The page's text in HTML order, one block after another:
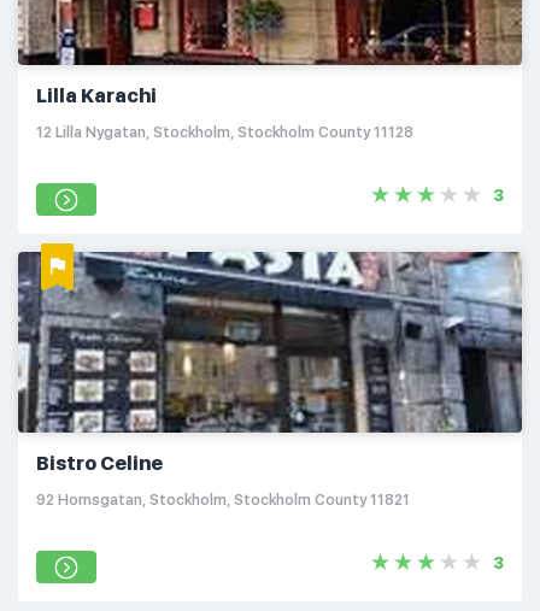
Lilla Karachi
12 Lilla Nygatan, Stockholm, Stockholm County 11128
3
Bistro Celine
92 Hornsgatan, Stockholm, Stockholm County 11821
3